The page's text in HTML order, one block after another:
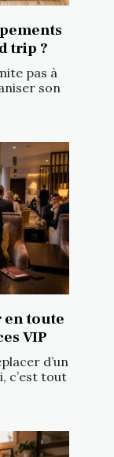
trip ?
pas à
son
en toute
VIP
d’un
c’est tout